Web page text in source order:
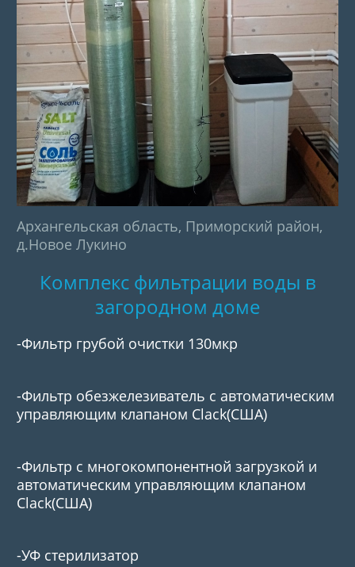
Архангельская область, Приморский район,
д.Новое Лукино
Комплекс фильтрации воды в
загородном доме
-Фильтр грубой очистки 130мкр
-Фильтр обезжелезиватель с автоматическим
управляющим клапаном Clack(США)
-Фильтр с многокомпонентной загрузкой и
автоматическим управляющим клапаном
Clack(США)
-УФ стерилизатор